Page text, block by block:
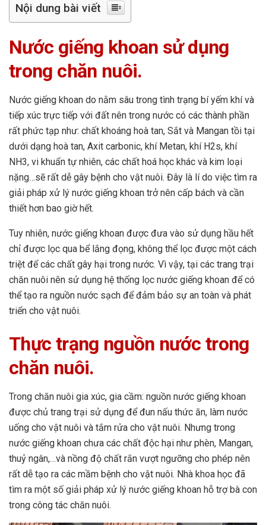
Nội dung bài viết
Nước giếng khoan sử dụng
trong chăn nuôi.
Nước giếng khoan do nằm sâu trong tình trạng bí yếm khí và
tiếp xúc trực tiếp với đất nên trong nước có các thành phần
rất phức tạp như: chất khoáng hoà tan, Sắt và Mangan tồi tại
dưới dạng hoà tan, Axit carbonic, khí Metan, khí H2s, khí
NH3, vi khuẩn tự nhiên, các chất hoá học khác và kim loại
nặng…sẽ rất dễ gây bệnh cho vật nuôi. Đây là lí do việc tìm ra
giải pháp xử lý nước giếng khoan trở nên cấp bách và cần
thiết hơn bao giờ hết.
Tuy nhiên, nước giếng khoan được đưa vào sử dụng hầu hết
chỉ được lọc qua bể lắng đọng, không thể lọc được một cách
triệt để các chất gây hại trong nước. Vì vậy, tại các trang trại
chăn nuôi nên sử dụng hệ thống lọc nước giếng khoan để có
thể tạo ra nguồn nước sạch để đảm bảo sự an toàn và phát
triển cho vật nuôi.
Thực trạng nguồn nước trong
chăn nuôi.
Trong chăn nuôi gia xúc, gia cầm: nguồn nước giếng khoan
được chủ trang trại sử dụng để đun nấu thức ăn, làm nước
uống cho vật nuôi và tắm rửa cho vật nuôi. Nhưng trong
nước giếng khoan chưa các chất độc hại như phèn, Mangan,
thuỷ ngân,…và nồng độ chất rắn vượt ngưỡng cho phép nên
rất dễ tạo ra các mầm bệnh cho vật nuôi. Nhà khoa học đã
tìm ra một số giải pháp xử lý nước giếng khoan hỗ trợ bà con
trong công tác chăn nuôi.